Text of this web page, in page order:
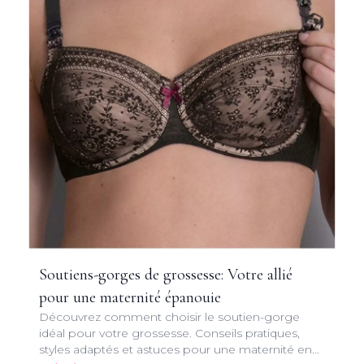
Soutiens-gorges de grossesse: Votre allié
pour une maternité épanouie
Découvrez comment choisir le soutien-gorge
idéal pour votre grossesse. Conseils pratiques,
styles adaptés et astuces pour une maternité en